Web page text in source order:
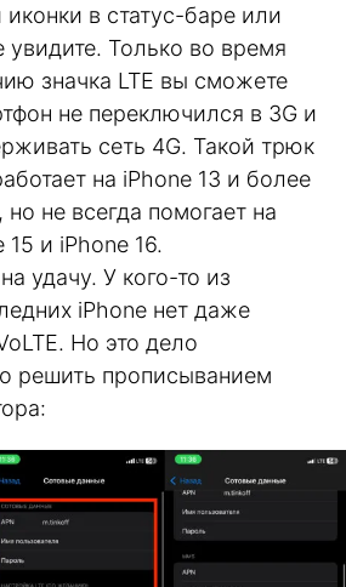
в статус-баре или
увидите. Только во время
значка LTE вы сможете
не переключился в 3G и
сеть 4G. Такой трюк
на iPhone 13 и более
не всегда помогает на
15 и iPhone 16.
удачу. У кого-то из
iPhone нет даже
Но это дело
решить прописыванием